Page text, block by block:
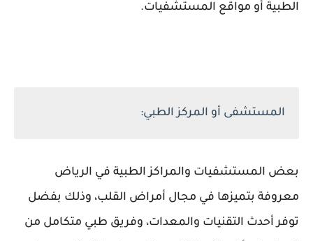
الطبية أو مواقع المستشفيات.
المستشفى أو المركز الطبي:
بعض المستشفيات والمراكز الطبية في الرياض
معروفة بتميزها في مجال أمراض القلب، وذلك بفضل
توفر أحدث التقنيات والمعدات، وفريق طبي متكامل من